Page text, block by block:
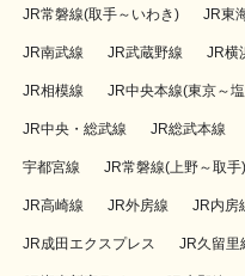
JR常磐線(取手～いわき) JR東
JR南武線 JR武蔵野線 JR横
JR相模線 JR中央本線(東京～
JR中央・総武線 JR総武本線
宇都宮線 JR常磐線(上野～取手)
JR高崎線 JR外房線 JR内房
JR成田エクスプレス JR久留里